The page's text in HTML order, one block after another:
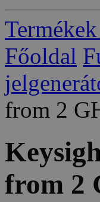
Főoldal
from 2
from 2